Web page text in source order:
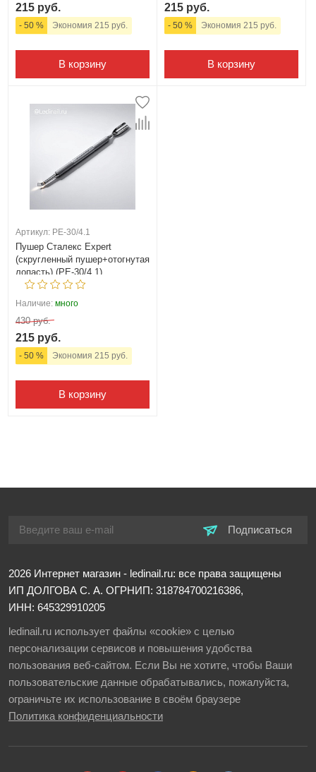
215 руб.
- 50 % Экономия 215 руб.
В корзину
215 руб.
- 50 % Экономия 215 руб.
В корзину
Артикул: PE-30/4.1
Пушер Сталекс Expert
(скругленный пушер+отогнутая
лопасть) (PE-30/4.1)
Наличие: много
430 руб.
215 руб.
- 50 % Экономия 215 руб.
В корзину
Подписаться
2026 Интернет магазин - ledinail.ru: все права защищены
ИП ДОЛГОВА С. А. ОГРНИП: 318784700216386,
ИНН: 645329910205
ledinail.ru использует файлы «cookie» с целью
персонализации сервисов и повышения удобства
пользования веб-сайтом. Если Вы не хотите, чтобы Ваши
пользовательские данные обрабатывались, пожалуйста,
ограничьте их использование в своём браузере
Политика конфиденциальности